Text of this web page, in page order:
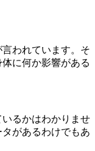
われています。そ
に何か影響がある
るかはわかりませ
があるわけでもあ